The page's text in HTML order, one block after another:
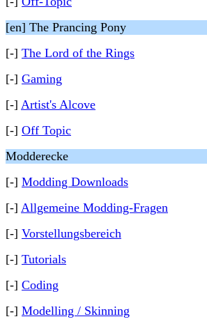
[en] The Prancing Pony
[-] The Lord of the Rings
[-] Gaming
[-] Artist's Alcove
[-] Off Topic
Modderecke
[-] Modding Downloads
[-] Allgemeine Modding-Fragen
[-] Vorstellungsbereich
[-] Tutorials
[-] Coding
[-] Modelling / Skinning